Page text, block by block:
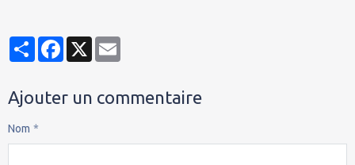
PartagerFacebook
X
Ajouter un commentaire
Nom